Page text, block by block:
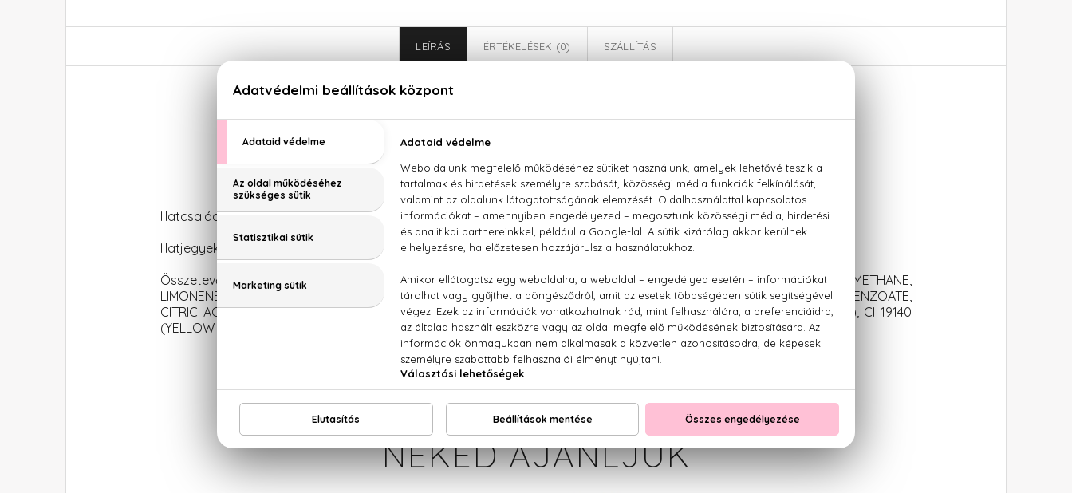
LEÍRÁS ÉRTÉKELÉSEK (0) SZÁLLÍTÁS
Illatcsalád: Virágos-gyümölcsös
Illatjegyek: Körte, virágos jegyek, vanília, fás jegyek
Összetevők: ALCOHOL, PARFUM (FRAGRANCE), AQUA (WATER),BENZYL SALICYLATE, BUTYLMETHOXYDIBENZOYLMETHANE,
LIMONENE, CITRONELLOL, ETHYLHEXYL METHOXYCINNAMATE,GERANIOL, LINALOOL, HEXYLCINNAMAL, BHT, BENZYL BENZOATE,
CITRIC ACID,HYDROXYCITRONELLAL, CITRAL, FARNESOL, METHYL 2-OCTYNOATE, BENZYL ALCOHOL, CI14700 (RED 4), CI 19140
(YELLOW 5), CI 60730 (EXT. VIOLET 2).
NEKED AJÁNLJUK